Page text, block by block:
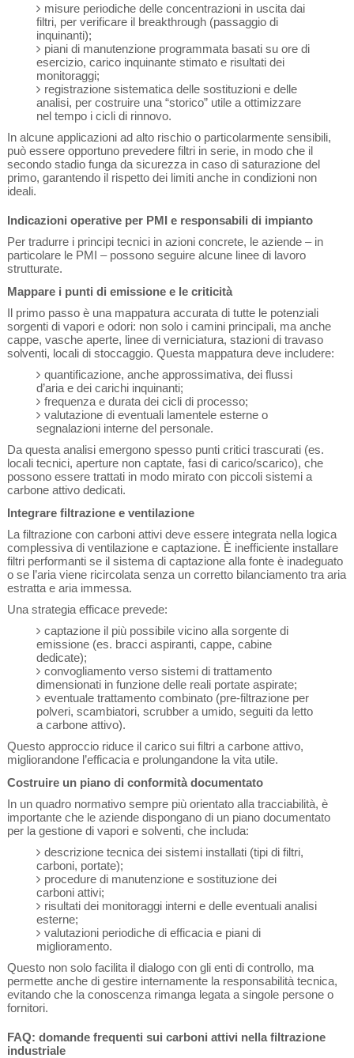
misure periodiche delle concentrazioni in uscita dai
filtri, per verificare il breakthrough (passaggio di
inquinanti);
piani di manutenzione programmata basati su ore di
esercizio, carico inquinante stimato e risultati dei
monitoraggi;
registrazione sistematica delle sostituzioni e delle
analisi, per costruire una “storico” utile a ottimizzare
nel tempo i cicli di rinnovo.
In alcune applicazioni ad alto rischio o particolarmente sensibili,
può essere opportuno prevedere filtri in serie, in modo che il
secondo stadio funga da sicurezza in caso di saturazione del
primo, garantendo il rispetto dei limiti anche in condizioni non
ideali.
Indicazioni operative per PMI e responsabili di impianto
Per tradurre i principi tecnici in azioni concrete, le aziende – in
particolare le PMI – possono seguire alcune linee di lavoro
strutturate.
Mappare i punti di emissione e le criticità
Il primo passo è una mappatura accurata di tutte le potenziali
sorgenti di vapori e odori: non solo i camini principali, ma anche
cappe, vasche aperte, linee di verniciatura, stazioni di travaso
solventi, locali di stoccaggio. Questa mappatura deve includere:
quantificazione, anche approssimativa, dei flussi
d’aria e dei carichi inquinanti;
frequenza e durata dei cicli di processo;
valutazione di eventuali lamentele esterne o
segnalazioni interne del personale.
Da questa analisi emergono spesso punti critici trascurati (es.
locali tecnici, aperture non captate, fasi di carico/scarico), che
possono essere trattati in modo mirato con piccoli sistemi a
carbone attivo dedicati.
Integrare filtrazione e ventilazione
La filtrazione con carboni attivi deve essere integrata nella logica
complessiva di ventilazione e captazione. È inefficiente installare
filtri performanti se il sistema di captazione alla fonte è inadeguato
o se l’aria viene ricircolata senza un corretto bilanciamento tra aria
estratta e aria immessa.
Una strategia efficace prevede:
captazione il più possibile vicino alla sorgente di
emissione (es. bracci aspiranti, cappe, cabine
dedicate);
convogliamento verso sistemi di trattamento
dimensionati in funzione delle reali portate aspirate;
eventuale trattamento combinato (pre-filtrazione per
polveri, scambiatori, scrubber a umido, seguiti da letto
a carbone attivo).
Questo approccio riduce il carico sui filtri a carbone attivo,
migliorandone l’efficacia e prolungandone la vita utile.
Costruire un piano di conformità documentato
In un quadro normativo sempre più orientato alla tracciabilità, è
importante che le aziende dispongano di un piano documentato
per la gestione di vapori e solventi, che includa:
descrizione tecnica dei sistemi installati (tipi di filtri,
carboni, portate);
procedure di manutenzione e sostituzione dei
carboni attivi;
risultati dei monitoraggi interni e delle eventuali analisi
esterne;
valutazioni periodiche di efficacia e piani di
miglioramento.
Questo non solo facilita il dialogo con gli enti di controllo, ma
permette anche di gestire internamente la responsabilità tecnica,
evitando che la conoscenza rimanga legata a singole persone o
fornitori.
FAQ: domande frequenti sui carboni attivi nella filtrazione
industriale